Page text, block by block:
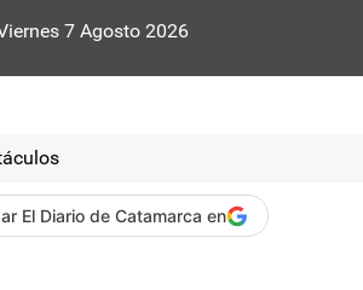
7 Agosto 2026
El Diario de Catamarca en